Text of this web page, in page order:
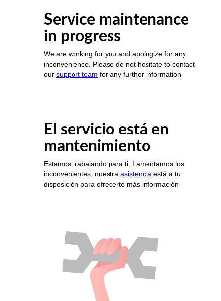
Service maintenance
in progress
We are working for you and apologize for any
inconvenience. Please do not hesitate to contact
our support team for any further information
El servicio está en
mantenimiento
Estamos trabajando para ti. Lamentamos los
inconvenientes, nuestra asistencia está a tu
disposición para ofrecerte más información